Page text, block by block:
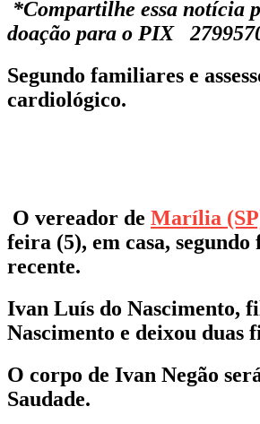
*Compartilhe essa notícia
doação para o PIX
Segundo familiares e
cardiológico.
O vereador de Marília
feira (5), em casa,
recente.
Ivan Luís do Nascimento,
Nascimento e deixou duas
O corpo de Ivan Negão
Saudade.